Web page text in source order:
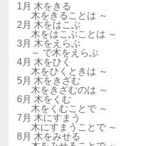
1月 木をきる
木をきることは ～
2月 木をはこぶ
木をはこぶことは ～
3月 木をえらぶ
～ で木をえらぶ
4月 木をひく
木をひくときは ～
5月 木をきざむ
木をきざむのは ～
6月 木をくむ
木をくむことで ～
7月 木にすまう
木にすまうことで ～
8月 木をみせる